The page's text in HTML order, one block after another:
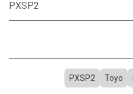
PXSP2
Toyo
PXSP2